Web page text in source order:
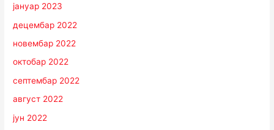
јануар 2023
децембар 2022
новембар 2022
октобар 2022
септембар 2022
август 2022
јун 2022